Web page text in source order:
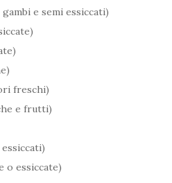
e semi essiccati)
freschi)
e frutti)
o essiccate)